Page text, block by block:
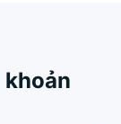
khoản